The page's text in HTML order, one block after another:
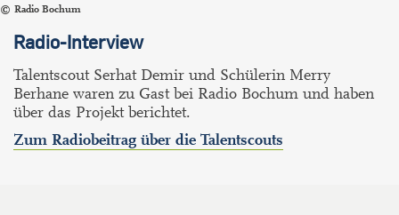
Radio Bochum
Radio-Interview
Talentscout Serhat Demir und Schülerin Merry
Berhane waren zu Gast bei Radio Bochum und haben
über das Projekt berichtet.
Zum Radiobeitrag über die Talentscouts